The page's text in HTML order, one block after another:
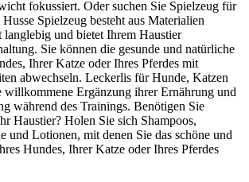
fokussiert. Oder suchen Sie Spielzeug für
Spielzeug besteht aus Materialien
langlebig und bietet Ihrem Haustier
Sie können die gesunde und natürliche
Ihrer Katze oder Ihres Pferdes mit
abwechseln. Leckerlis für Hunde, Katzen
willkommene Ergänzung ihrer Ernährung und
während des Trainings. Benötigen Sie
Haustier? Holen Sie sich Shampoos,
und Lotionen, mit denen Sie das schöne und
Hundes, Ihrer Katze oder Ihres Pferdes